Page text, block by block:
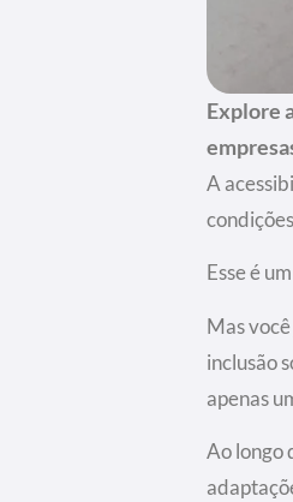
Explore
A
Esse é
Mas
inclusão
apenas
Ao longo